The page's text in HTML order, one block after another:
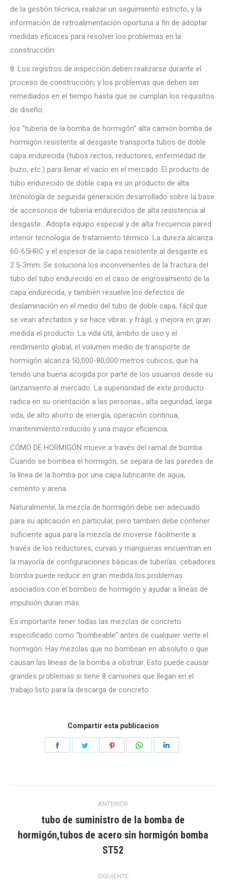
de la gestión técnica, realizar un seguimiento estricto, y la
información de retroalimentación oportuna a fin de adoptar
medidas eficaces para resolver los problemas en la
construcción.
8. Los registros de inspección deben realizarse durante el
proceso de construcción, y los problemas que deben ser
remediados en el tiempo hasta que se cumplan los requisitos
de diseño.
los “tubería de la bomba de hormigón” alta camión bomba de
hormigón resistente al desgaste transporta tubos de doble
capa endurecida (tubos rectos, reductores, enfermedad de
buzo, etc.) para llenar el vacío en el mercado. El producto de
tubo endurecido de doble capa es un producto de alta
tecnología de segunda generación desarrollado sobre la base
de accesorios de tubería endurecidos de alta resistencia al
desgaste.. Adopta equipo especial y de alta frecuencia pared
interior tecnología de tratamiento térmico. La dureza alcanza
60-65HRC y el espesor de la capa resistente al desgaste es
2.5-3mm. Se soluciona los inconvenientes de la fractura del
tubo del tubo endurecido en el caso de engrosamiento de la
capa endurecida, y también resuelve los defectos de
deslaminación en el medio del tubo de doble capa, fácil que
se vean afectados y se hace vibrar, y frágil, y mejora en gran
medida el producto. La vida útil, ámbito de uso y el
rendimiento global, el volumen medio de transporte de
hormigón alcanza 50,000-80,000 metros cubicos, que ha
tenido una buena acogida por parte de los usuarios desde su
lanzamiento al mercado. La superioridad de este producto
radica en su orientación a las personas., alta seguridad, larga
vida, de alto ahorro de energía, operación continua,
mantenimiento reducido y una mayor eficiencia.
CÓMO DE HORMIGÓN mueve a través del ramal de bomba
Cuando se bombea el hormigón, se separa de las paredes de
la línea de la bomba por una capa lubricante de agua,
cemento y arena.
Naturalmente, la mezcla de hormigón debe ser adecuado
para su aplicación en particular, pero también debe contener
suficiente agua para la mezcla de moverse fácilmente a
través de los reductores, curvas y mangueras encuentran en
la mayoría de configuraciones básicas de tuberías. cebadores
bomba puede reducir en gran medida los problemas
asociados con el bombeo de hormigón y ayudar a líneas de
impulsión duran más.
Es importante tener todas las mezclas de concreto
especificado como “bombeable” antes de cualquier vierte el
hormigón. Hay mezclas que no bombean en absoluto o que
causan las líneas de la bomba a obstruir. Esto puede causar
grandes problemas si tiene 8 camiones que llegan en el
trabajo listo para la descarga de concreto.
Compartir esta publicacion
Compartir Compartir Compartir Compartir
entre
publicaciones
ANTERIOR
Publicación
anterior:
tubo de suministro de la bomba de
hormigón,tubos de acero sin hormigón bomba
ST52
SIGUIENTE